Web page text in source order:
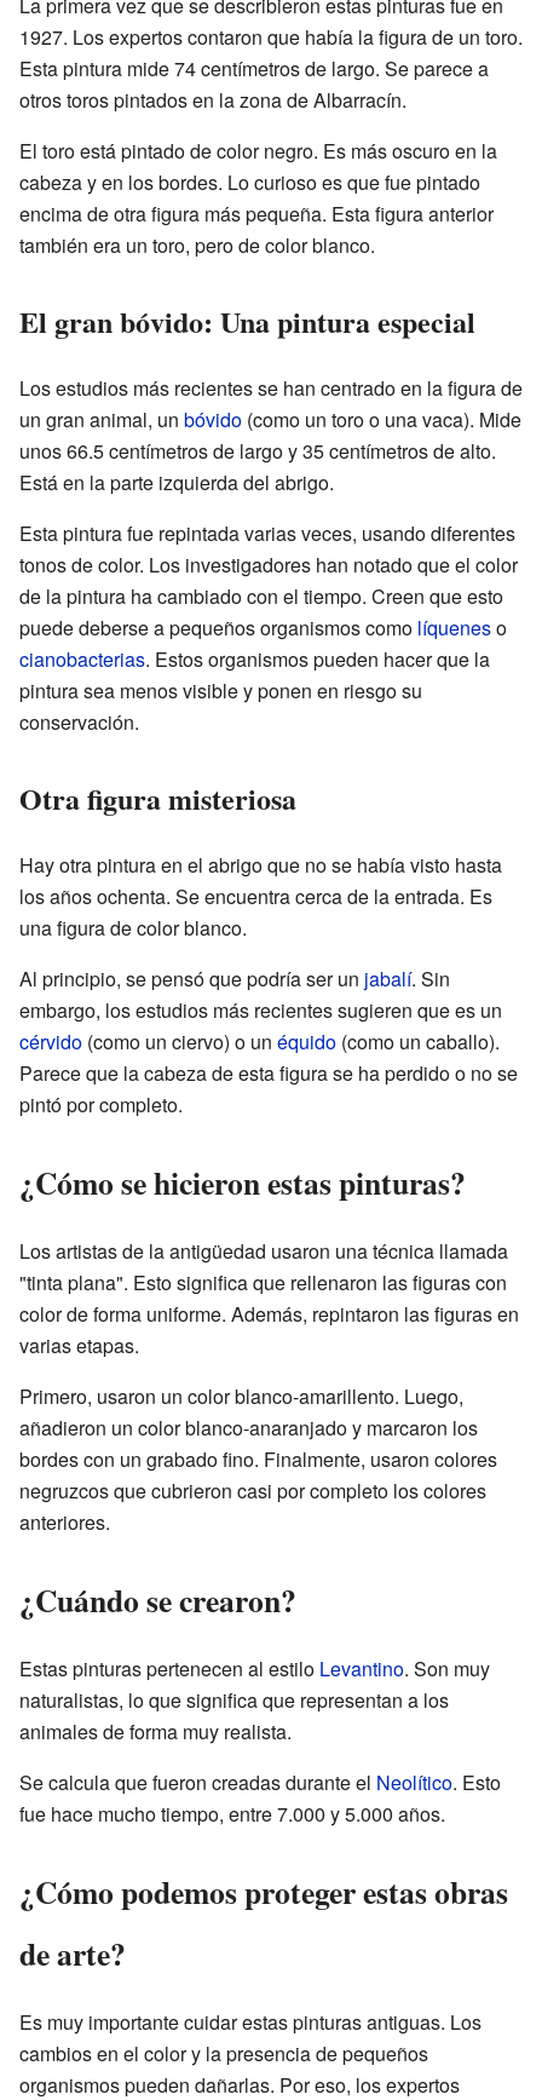
1927. Los expertos contaron que había la figura de un toro.
Esta pintura mide 74 centímetros de largo. Se parece a
otros toros pintados en la zona de Albarracín.
El toro está pintado de color negro. Es más oscuro en la
cabeza y en los bordes. Lo curioso es que fue pintado
encima de otra figura más pequeña. Esta figura anterior
también era un toro, pero de color blanco.
El gran bóvido: Una pintura especial
Los estudios más recientes se han centrado en la figura de
un gran animal, un bóvido (como un toro o una vaca). Mide
unos 66.5 centímetros de largo y 35 centímetros de alto.
Está en la parte izquierda del abrigo.
Esta pintura fue repintada varias veces, usando diferentes
tonos de color. Los investigadores han notado que el color
de la pintura ha cambiado con el tiempo. Creen que esto
puede deberse a pequeños organismos como líqueneso
cianobacterias. Estos organismos pueden hacer que la
pintura sea menos visible y ponen en riesgo su
conservación.
Otra figura misteriosa
Hay otra pintura en el abrigo que no se había visto hasta
los años ochenta. Se encuentra cerca de la entrada. Es
una figura de color blanco.
Al principio, se pensó que podría ser un jabalí. Sin
embargo, los estudios más recientes sugieren que es un
cérvido (como un ciervo) o un équido (como un caballo).
Parece que la cabeza de esta figura se ha perdido o no se
pintó por completo.
¿Cómo se hicieron estas pinturas?
Los artistas de la antigüedad usaron una técnica llamada
"tinta plana". Esto significa que rellenaron las figuras con
color de forma uniforme. Además, repintaron las figuras en
varias etapas.
Primero, usaron un color blanco-amarillento. Luego,
añadieron un color blanco-anaranjado y marcaron los
bordes con un grabado fino. Finalmente, usaron colores
negruzcos que cubrieron casi por completo los colores
anteriores.
¿Cuándo se crearon?
Estas pinturas pertenecen al estilo Levantino. Son muy
naturalistas, lo que significa que representan a los
animales de forma muy realista.
Se calcula que fueron creadas durante el Neolítico. Esto
fue hace mucho tiempo, entre 7.000 y 5.000 años.
¿Cómo podemos proteger estas obras
de arte?
Es muy importante cuidar estas pinturas antiguas. Los
cambios en el color y la presencia de pequeños
organismos pueden dañarlas. Por eso, los expertos